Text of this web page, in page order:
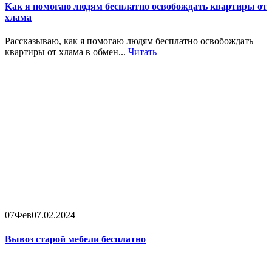
Как я помогаю людям бесплатно освобождать квартиры от
хлама
Рассказываю, как я помогаю людям бесплатно освобождать
квартиры от хлама в обмен... Читать
07Фев07.02.2024
Вывоз старой мебели бесплатно